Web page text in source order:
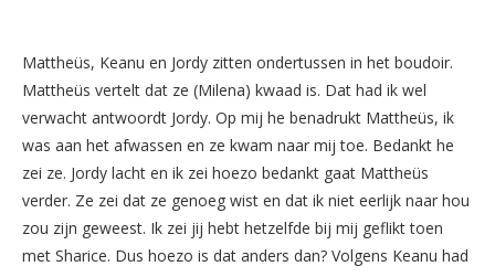
Mattheüs, Keanu en Jordy zitten ondertussen in het boudoir.
Mattheüs vertelt dat ze (Milena) kwaad is. Dat had ik wel
verwacht antwoordt Jordy. Op mij he benadrukt Mattheüs, ik
was aan het afwassen en ze kwam naar mij toe. Bedankt he
zei ze. Jordy lacht en ik zei hoezo bedankt gaat Mattheüs
verder. Ze zei dat ze genoeg wist en dat ik niet eerlijk naar hou
zou zijn geweest. Ik zei jij hebt hetzelfde bij mij geflikt toen
met Sharice. Dus hoezo is dat anders dan? Volgens Keanu had